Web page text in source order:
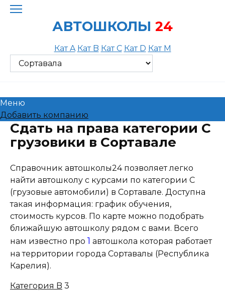
Skip
АВТОШКОЛЫ 24
Кат A Кат B Кат C Кат D Кат M
Меню
Добавить компанию
Сдать на права категории C
грузовики в Сортавале
Справочник автошколы24 позволяет легко
найти автошколу с курсами по категории C
(грузовые автомобили) в Сортавале. Доступна
такая информация: график обучения,
стоимость курсов. По карте можно подобрать
ближайшую автошколу рядом с вами. Всего
нам известно про1 автошкола которая работает
на территории города Сортавалы (Республика
Карелия).
Категория B 3